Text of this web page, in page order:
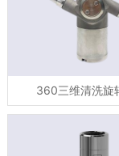
360三维清洗旋